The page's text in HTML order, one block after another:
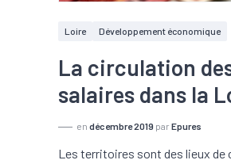
Loire Développement économique
La circulation
salaires dans la
en décembre 2019 par Epures
Les territoires sont des lieux de